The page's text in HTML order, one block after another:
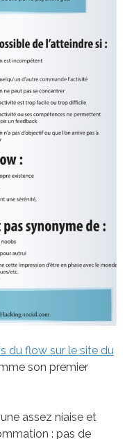
du flow sur le site du
son premier
assez niaise et
: pas de